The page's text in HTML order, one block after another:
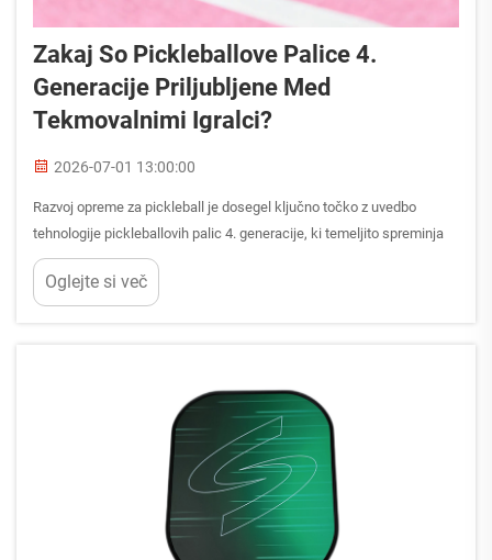
Zakaj So Pickleballove Palice 4.
Generacije Priljubljene Med
Tekmovalnimi Igralci?
2026-07-01 13:00:00
Razvoj opreme za pickleball je dosegel ključno točko z uvedbo
tehnologije pickleballovih palic 4. generacije, ki temeljito spreminja
način, na katerega tekmovalni igralci pristopajo k tej igri. Te napredne
palice predstavljajo vrhunec let...
Oglejte si več